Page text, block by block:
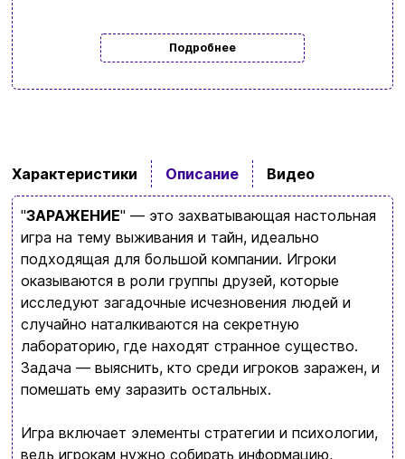
Подробнее
Характеристики Описание Видео
"ЗАРАЖЕНИЕ" — это захватывающая настольная
игра на тему выживания и тайн, идеально
подходящая для большой компании. Игроки
оказываются в роли группы друзей, которые
исследуют загадочные исчезновения людей и
случайно наталкиваются на секретную
лабораторию, где находят странное существо.
Задача — выяснить, кто среди игроков заражен, и
помешать ему заразить остальных.
Игра включает элементы стратегии и психологии,
ведь игрокам нужно собирать информацию,
Ввойти Регистрация
Бренды
Доставка и оплата
Новости и статьи